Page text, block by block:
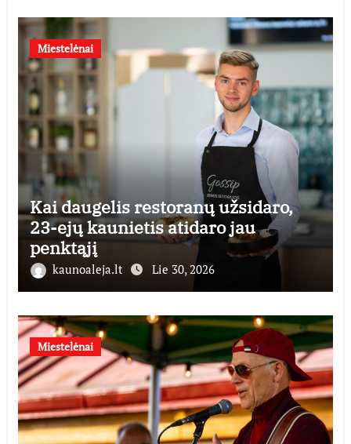
Miestelėnai
Kai daugelis restoranų užsidaro,
23-ejų kaunietis atidaro jau
penktąjį
kaunoaleja.lt Lie 30, 2026
Miestelėnai